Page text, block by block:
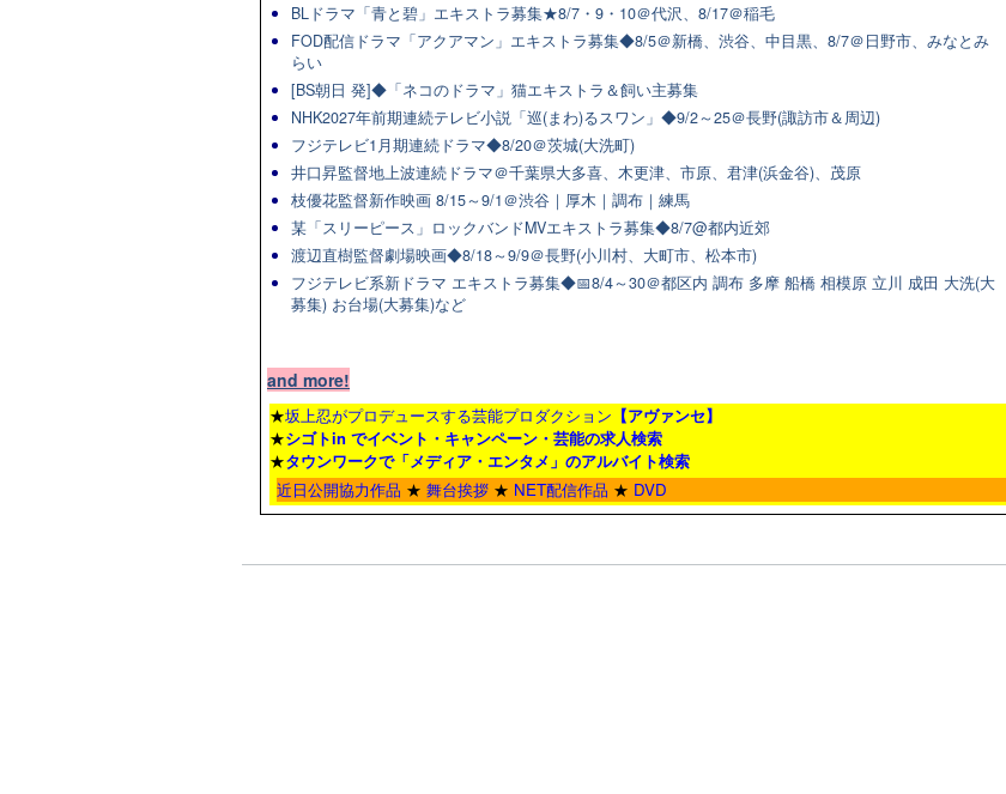
BLドラマ「青と碧」エキストラ募集★8/7・9・10＠代沢、8/17＠稲毛
FOD配信ドラマ「アクアマン」エキストラ募集◆8/5＠新橋、渋谷、中目黒、8/7＠日野市、みなとみ
らい
[BS朝日 発]◆「ネコのドラマ」猫エキストラ＆飼い主募集
NHK2027年前期連続テレビ小説「巡(まわ)るスワン」◆9/2～25＠長野(諏訪市＆周辺)
フジテレビ1月期連続ドラマ◆8/20＠茨城(大洗町)
井口昇監督地上波連続ドラマ＠千葉県大多喜、木更津、市原、君津(浜金谷)、茂原
枝優花監督新作映画 8/15～9/1＠渋谷｜厚木｜調布｜練馬
某「スリーピース」ロックバンドMVエキストラ募集◆8/7@都内近郊
渡辺直樹監督劇場映画◆8/18～9/9＠長野(小川村、大町市、松本市)
フジテレビ系新ドラマ エキストラ募集◆📅8/4～30＠都区内 調布 多摩 船橋 相模原 立川 成田 大洗(大
募集) お台場(大募集)など
and more!
★坂上忍がプロデュースする芸能プロダクション 【アヴァンセ】
★シゴトin でイベント・キャンペーン・芸能の求人検索
★タウンワークで「メディア・エンタメ」のアルバイト検索
近日公開協力作品 ★ 舞台挨拶 ★ NET配信作品 ★ DVD